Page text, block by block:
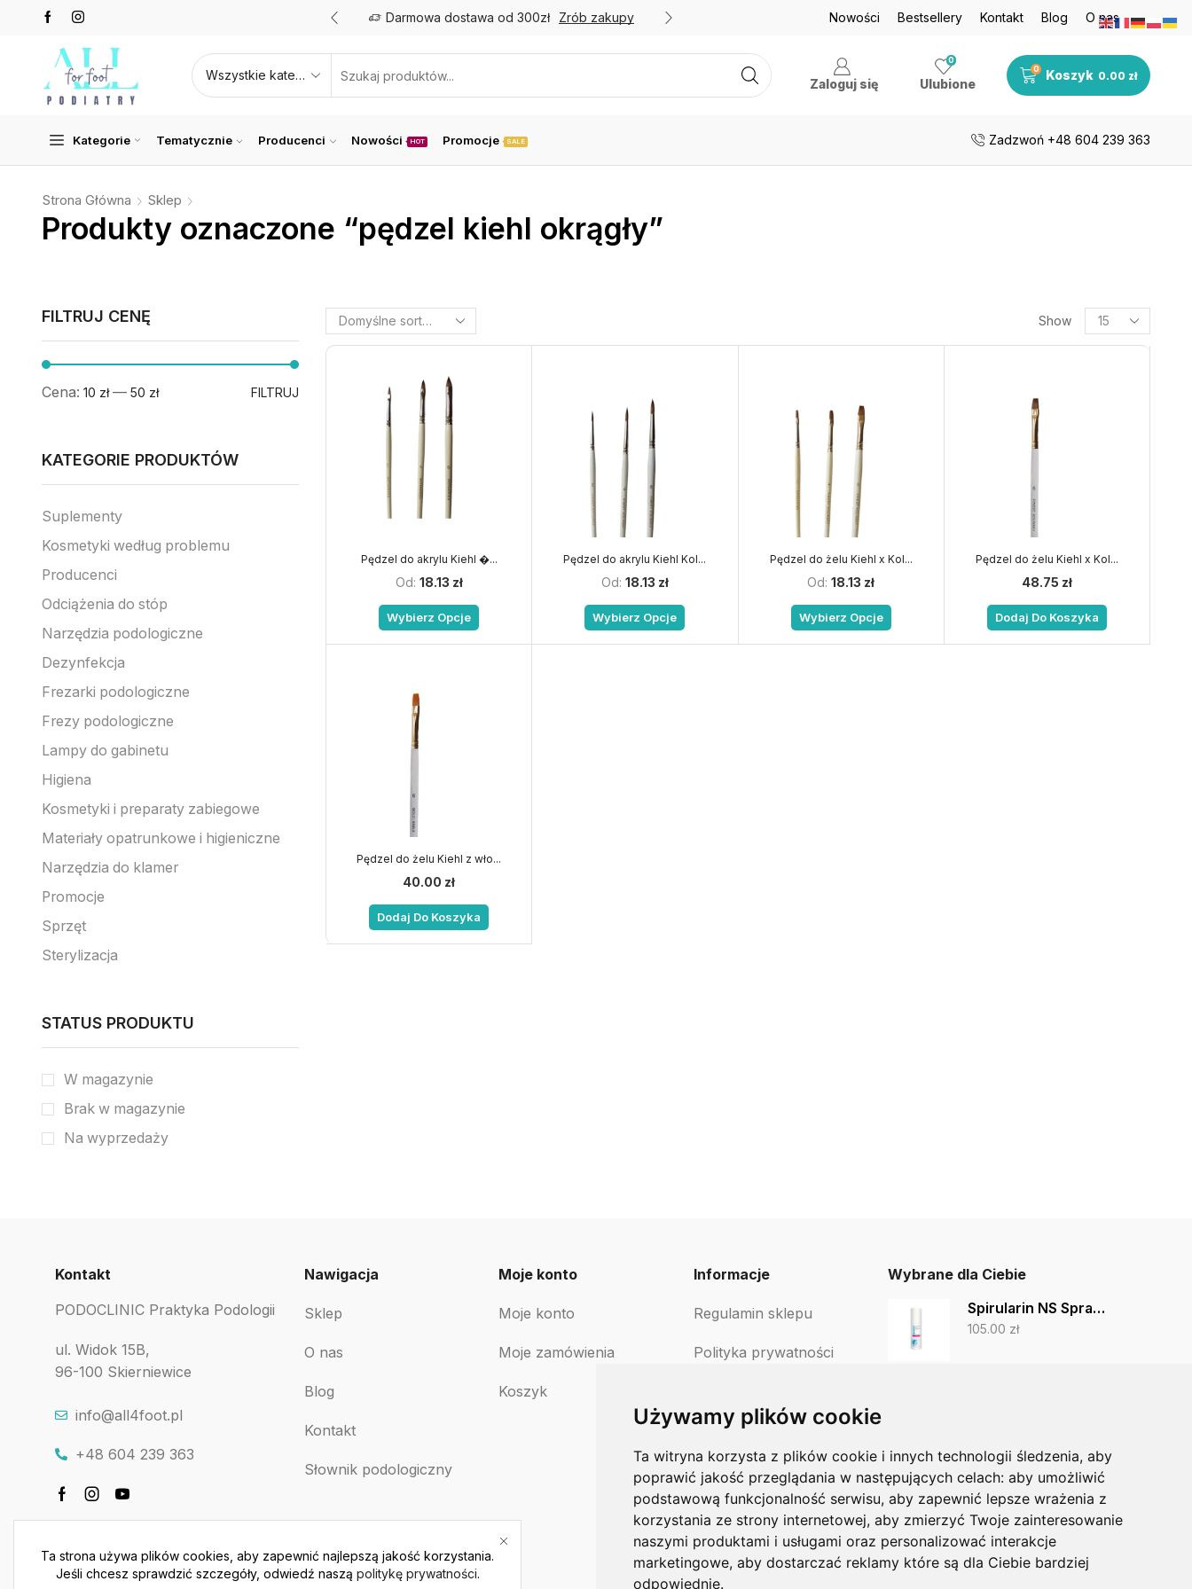
Używamy plików cookie
Ta witryna korzysta z plików cookie i innych technologii śledzenia, aby
poprawić jakość przeglądania w następujących celach: aby umożliwić
podstawową funkcjonalność serwisu, aby zapewnić lepsze wrażenia z
korzystania ze strony internetowej, aby zmierzyć Twoje zainteresowanie
naszymi produktami i usługami oraz personalizować interakcje
marketingowe, aby dostarczać reklamy które są dla Ciebie bardziej
odpowiednie.
Promocje nawet do 50% Darmowa dostawa od 300zł Zrób zakupy Promocje nawet do 50% Zobacz teraz Darmowa
Nowości Bestsellery Kontakt Blog O nas
Zaloguj się
0
Ulubione
0 Koszyk 0.00 zł
Kategorie Tematycznie Producenci Nowości HOT Promocje SALE Zadzwoń +48 604 239 363
Strona Główna Sklep
Produkty oznaczone “pędzel kiehl okrągły”
Show
Pędzel do akrylu Kiehl �...
Od: 18.13 zł
Wybierz Opcje
Pędzel do akrylu Kiehl Kol...
Od: 18.13 zł
Wybierz Opcje
Pędzel do żelu Kiehl x Kol...
Od:18.13 zł
Wybierz Opcje
Pędzel do żelu Kiehl x Kol...
48.75 zł
Dodaj Do Koszyka
Pędzel do żelu Kiehl z wło...
40.00 zł
Dodaj Do Koszyka
FILTRUJ CENĘ
FILTRUJ
Cena: 10 zł— 50 zł
KATEGORIE PRODUKTÓW
Suplementy
Kosmetyki według problemu
Producenci
Odciążenia do stóp
Narzędzia podologiczne
Dezynfekcja
Frezarki podologiczne
Frezy podologiczne
Lampy do gabinetu
Higiena
Kosmetyki i preparaty zabiegowe
Materiały opatrunkowe i higieniczne
Narzędzia do klamer
Promocje
Sprzęt
Sterylizacja
STATUS PRODUKTU
W magazynie
Brak w magazynie
Na wyprzedaży
Kontakt
PODOCLINIC Praktyka Podologii
ul. Widok 15B,
96-100 Skierniewice
info@all4foot.pl
+48 604 239 363
Nawigacja
Sklep
O nas
Blog
Kontakt
Słownik podologiczny
Moje konto
Moje konto
Moje zamówienia
Koszyk
Informacje
Regulamin sklepu
Polityka prywatności
Wybrane dla Ciebie
Spirularin NS Spray grzybica i infekcje bakteryjne 50ml
105.00 zł
Staleks Nożyczki EXPERT SE-50/1
87.50zł 75.00zł
Ta strona używa plików cookies, aby zapewnić najlepszą jakość korzystania.
Jeśli chcesz sprawdzić szczegóły, odwiedź naszą politykę prywatności.